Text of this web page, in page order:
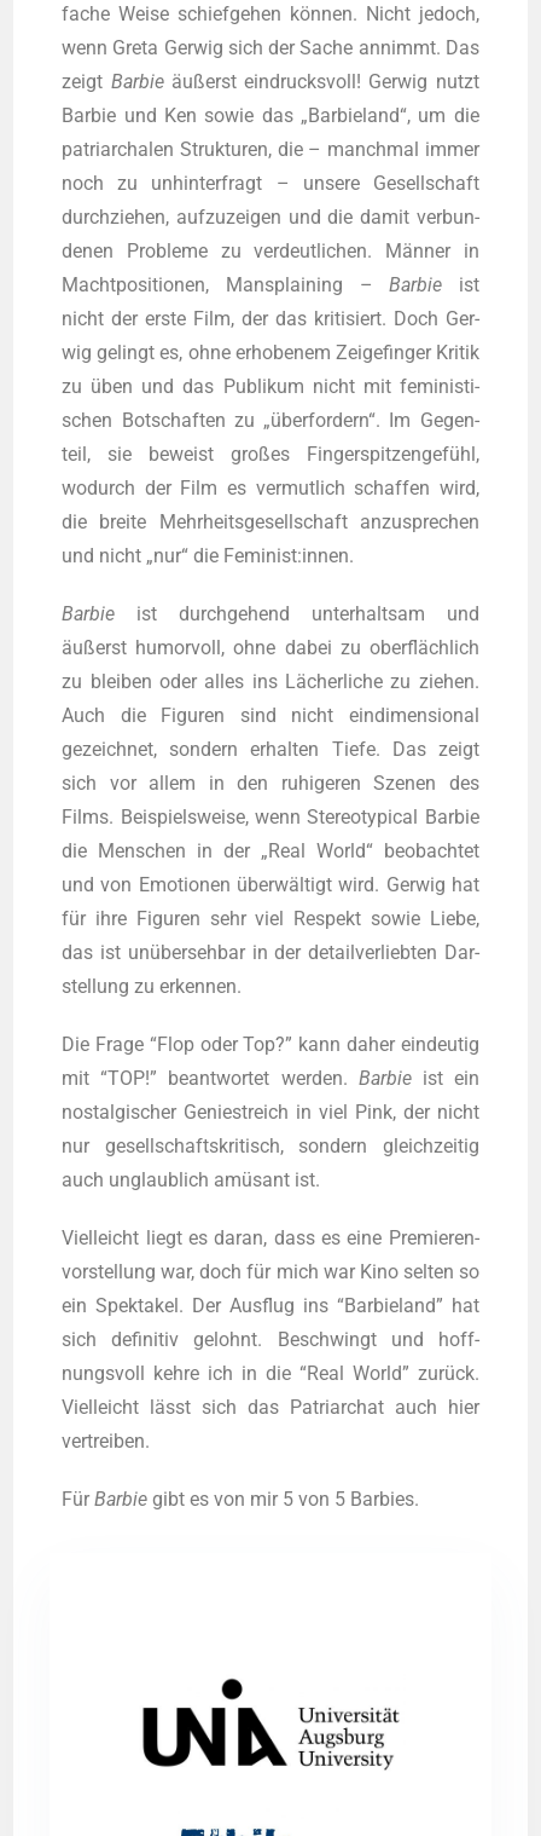
fa­che Wei­se schief­ge­hen kön­nen. Nicht jedoch,
wenn Gre­ta Ger­wig sich der Sache annimmt. Das
zeigt Bar­bieäußerst ein­drucks­voll! Ger­wig nutzt
Bar­bie und Ken sowie das „Bar­bie­land“, um die
patri­ar­cha­len Struk­tu­ren, die – manch­mal immer
noch zu unhin­ter­fragt – unse­re Gesell­schaft
durch­zie­hen, auf­zu­zei­gen und die damit ver­bun­
de­nen Pro­ble­me zu ver­deut­li­chen. Män­ner in
Macht­po­si­tio­nen, Mans­plai­ning –Bar­bie ist
nicht der ers­te Film, der das kri­ti­siert. Doch Ger­
wig gelingt es, ohne erho­be­nem Zei­ge­fin­ger Kri­tik
zu üben und das Publi­kum nicht mit femi­nis­ti­
schen Bot­schaf­ten zu „über­for­dern“. Im Gegen­
teil, sie beweist gro­ßes Fin­ger­spit­zen­ge­fühl,
wodurch der Film es ver­mut­lich schaf­fen wird,
die brei­te Mehr­heits­ge­sell­schaft anzu­spre­chen
und nicht „nur“ die Feminist:innen.
Bar­bie ist durch­ge­hend unter­halt­sam und
äußerst humor­voll, ohne dabei zu ober­fläch­lich
zu blei­ben oder alles ins Lächer­li­che zu zie­hen.
Auch die Figu­ren sind nicht ein­di­men­sio­nal
gezeich­net, son­dern erhal­ten Tie­fe. Das zeigt
sich vor allem in den ruhi­ge­ren Sze­nen des
Films. Bei­spiels­wei­se, wenn Ste­reo­ty­pi­cal Bar­bie
die Men­schen in der „Real World“ beob­ach­tet
und von Emo­tio­nen über­wäl­tigt wird. Ger­wig hat
für ihre Figu­ren sehr viel Respekt sowie Lie­be,
das ist unüber­seh­bar in der detail­ver­lieb­ten Dar­
stel­lung zu erkennen.
Die Fra­ge “Flop oder Top?” kann daher ein­deu­tig
mit “TOP!” beant­wor­tet wer­den. Bar­bieist ein
nost­al­gi­scher Genie­streich in viel Pink, der nicht
nur gesell­schafts­kri­tisch, son­dern gleich­zei­tig
auch unglaub­lich amü­sant ist.
Viel­leicht liegt es dar­an, dass es eine Pre­mie­ren­
vor­stel­lung war, doch für mich war Kino sel­ten so
ein Spek­ta­kel. Der Aus­flug ins “Bar­bie­land” hat
sich defi­ni­tiv gelohnt. Beschwingt und hoff­
nungs­voll keh­re ich in die “Real World” zurück.
Viel­leicht lässt sich das Patri­ar­chat auch hier
vertreiben.
FürBar­bie gibt es von mir 5 von 5 Barbies.